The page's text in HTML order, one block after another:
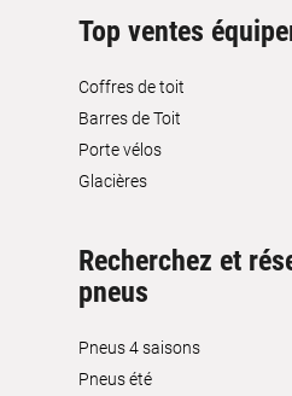
Top ventes
Coffres de toit
Barres de Toit
Porte vélos
Glacières
Recherchez et
pneus
Pneus 4 saisons
Pneus été